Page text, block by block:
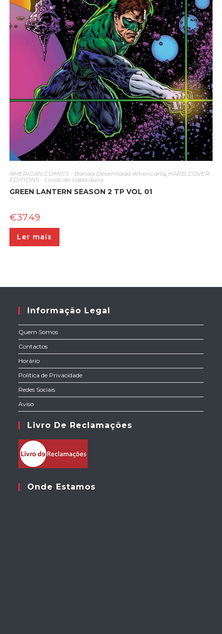
AMERICAN COMICS - Banda Desenhada Americana, HARD COVER
EDITIONS - Livros de capa dura
GREEN LANTERN SEASON 2 TP VOL 01
€37.49
Ler mais
Informação Legal
Quem Somos
Contactos
Horário
Política de Privacidade
Redes Sociais
Aviso
Livro De Reclamações
Onde Estamos